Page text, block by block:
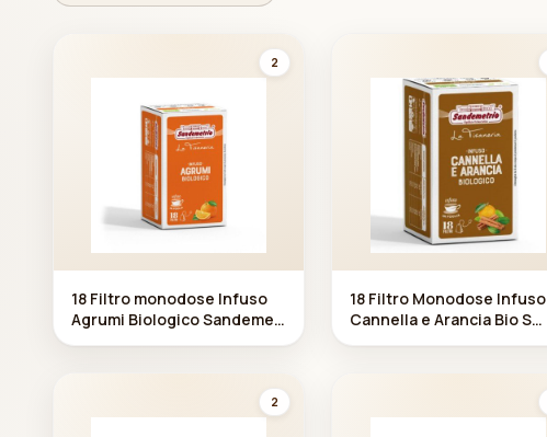
2
18 Filtro monodose Infuso
Agrumi Biologico Sandeme
18 Filtro Monodose Infuso
Cannella e Arancia Bio S
2